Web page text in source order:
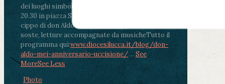
dei luoghi simbolo della città. Ritrovo alle ore
20.30 in piazza San Michele con conclusione al
cippo di don Aldo Mei (Porta Elisa). Durante le
soste, letture accompagnate da musicheTutto il
programma qui:www.diocesilucca.it/blog/don-
aldo-mei-anniversario-uccisione/ ... See
MoreSee Less
Photo